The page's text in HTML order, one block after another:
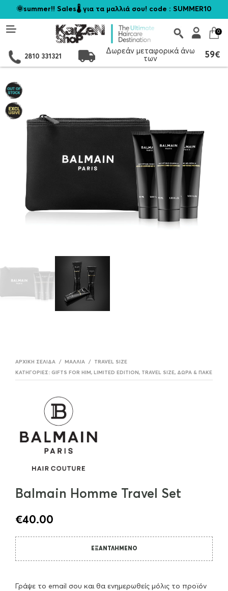
🌞summer!! Sales🌡️ για τα μαλλιά σου! code : SUMMER10
0
2810 331321
Δωρεάν μεταφορικά άνω
των
59€
ΑΡΧΙΚΉ ΣΕΛΊΔΑ / ΜΑΛΛΙΆ / TRAVEL SIZE
ΚΑΤΗΓΟΡΊΕΣ: GIFTS FOR HIM , LIMITED EDITION , TRAVEL SIZE, ΔΏΡΑ & ΠΑΚΈΤΑ
Balmain Homme Travel Set
€40.00
ΕΞΑΝΤΛΗΜΈΝΟ
Γράψε το email σου και θα ενημερωθείς μόλις το προϊόν